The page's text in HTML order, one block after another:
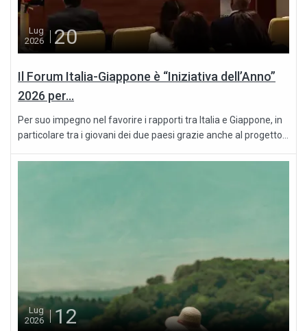
Lug
2026
20
Il Forum Italia-Giappone è “Iniziativa dell’Anno”
2026 per...
Per suo impegno nel favorire i rapporti tra Italia e Giappone, in
particolare tra i giovani dei due paesi grazie anche al progetto...
Lug
2026
12